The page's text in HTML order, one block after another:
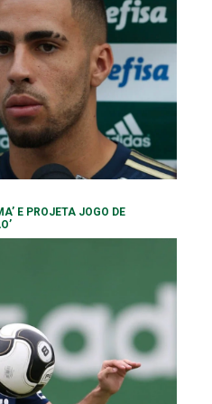
E PROJETA JOGO DE